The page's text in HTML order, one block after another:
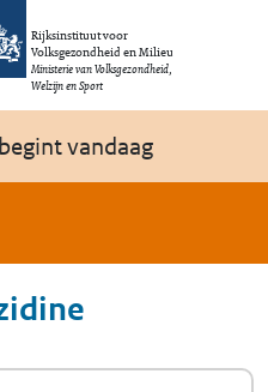
Rijksinstituut voor
Volksgezondheid en Milieu
Ministerie van Volksgezondheid,
Welzijn en Sport
begint vandaag